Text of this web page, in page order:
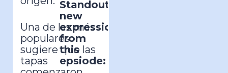
Standout
new
expression
from
this
epsiode:
Una de las más
populares
sugiere que las
tapas